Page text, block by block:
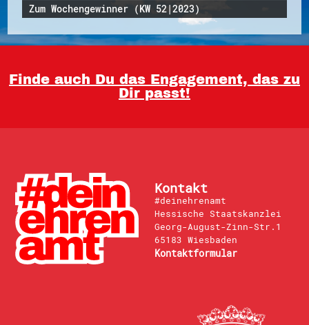
Zum Wochengewinner (KW 52|2023)
Finde auch Du das Engagement, das zu
Dir passt!
Kontakt
#deinehrenamt
Hessische Staatskanzlei
Georg-August-Zinn-Str.1
65183 Wiesbaden
Kontaktformular